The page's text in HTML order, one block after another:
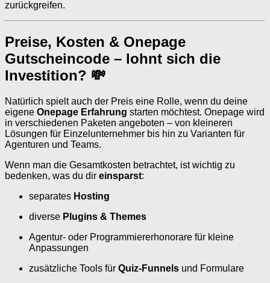
zurückgreifen.
Preise, Kosten & Onepage
Gutscheincode – lohnt sich die
Investition? 💸
Natürlich spielt auch der Preis eine Rolle, wenn du deine
eigene Onepage Erfahrung starten möchtest. Onepage wird
in verschiedenen Paketen angeboten – von kleineren
Lösungen für Einzelunternehmer bis hin zu Varianten für
Agenturen und Teams.
Wenn man die Gesamtkosten betrachtet, ist wichtig zu
bedenken, was du dir einsparst:
separates Hosting
diverse Plugins & Themes
Agentur- oder Programmiererhonorare für kleine
Anpassungen
zusätzliche Tools für Quiz-Funnels und Formulare